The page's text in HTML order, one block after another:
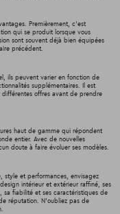
Premièrement, c'est
qui se produit lorsque vous
sont souvent déjà bien équipées
précédent.
ils peuvent varier en fonction de
supplémentaires. Il est
offres avant de prendre
haut de gamme qui répondent
entier. Avec de nouvelles
doute à faire évoluer ses modèles.
style et performances, envisagez
intérieur et extérieur raffiné, ses
sa fiabilité et ses caractéristiques de
réputation. N'oubliez pas de